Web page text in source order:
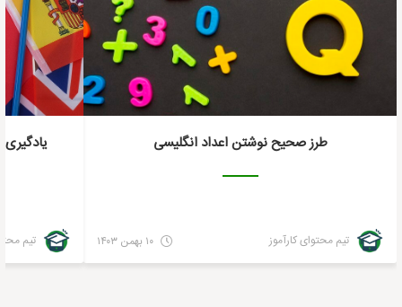
طرز صحیح نوشتن اعداد انگلیسی
تیم محتوای کارآموز تیم